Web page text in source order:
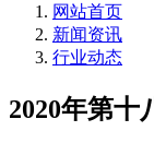
网站首页
新闻资讯
行业动态
2020年第十